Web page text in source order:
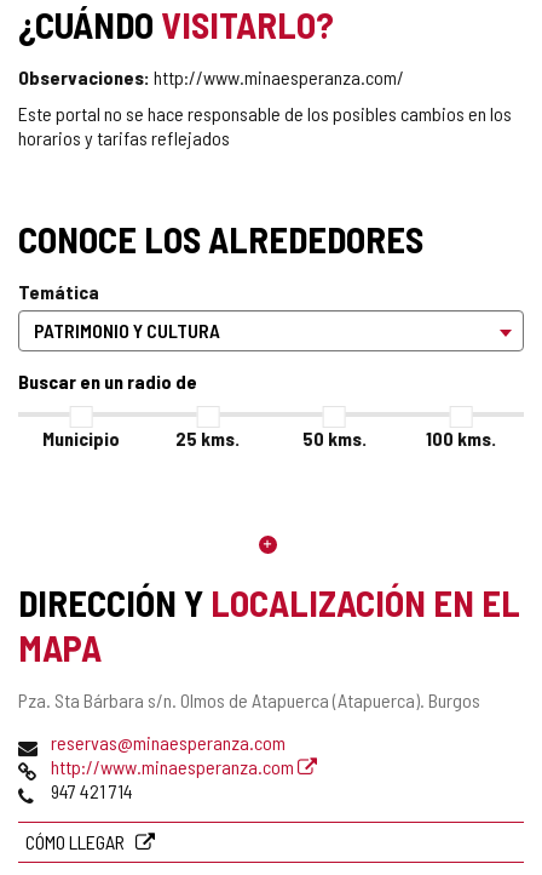
¿CUÁNDO VISITARLO?
Observaciones: http://www.minaesperanza.com/
Este portal no se hace responsable de los posibles cambios en los
horarios y tarifas reflejados
CONOCE LOS ALREDEDORES
Temática
Buscar en un radio de
Municipio 25 kms. 50 kms. 100 kms.
DIRECCIÓN Y LOCALIZACIÓN EN EL
MAPA
Dirección
Pza. Sta Bárbara s/n. Olmos de Atapuerca (Atapuerca). Burgos
Dirección
de
correo
reservas@minaesperanza.com
Página
Web
http://www.minaesperanza.com
Teléfonos
947 421 714
CÓMO LLEGAR